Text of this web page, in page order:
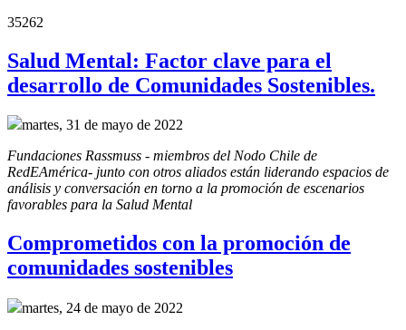
35262
Salud Mental: Factor clave para el
desarrollo de Comunidades Sostenibles.
martes, 31 de mayo de 2022
Fundaciones Rassmuss - miembros del Nodo Chile de
RedEAmérica- junto con otros aliados están liderando espacios de
análisis y conversación en torno a la promoción de escenarios
favorables para la Salud Mental
Comprometidos con la promoción de
comunidades sostenibles
martes, 24 de mayo de 2022